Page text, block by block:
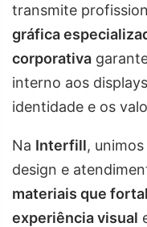
transmite
gráfica
corporativa
interno aos
identidade e os
Na Interfill,
design e
materiais que
experiência visual